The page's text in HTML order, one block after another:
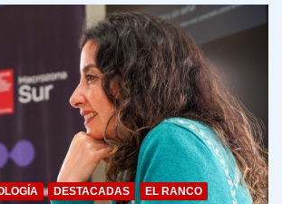
DESTACADAS EL RANCO